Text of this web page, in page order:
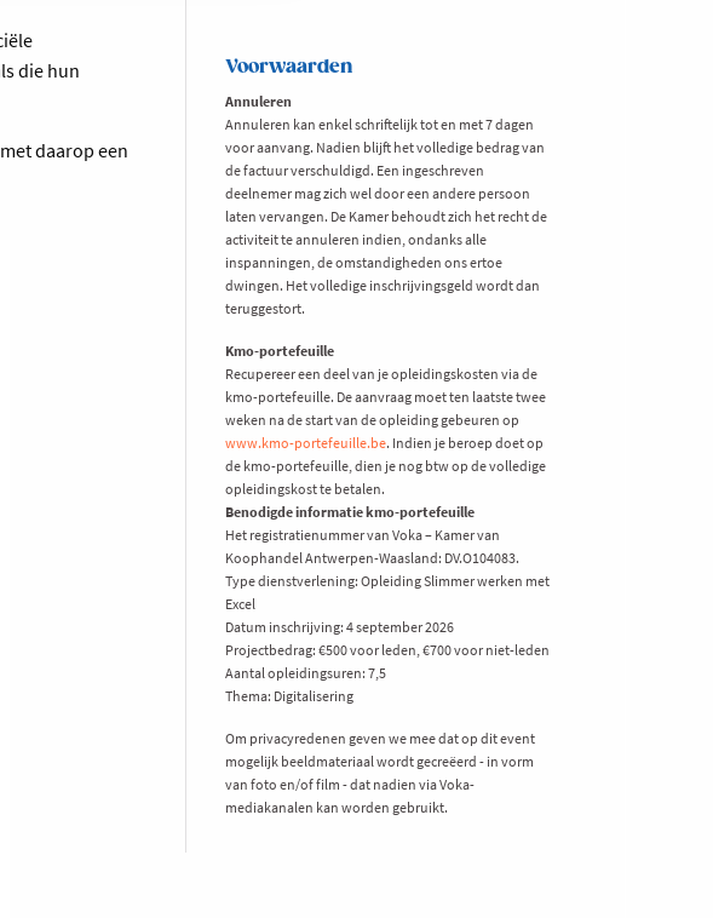
die hun
daarop een
Voorwaarden
Annuleren
Annuleren kan enkel schriftelijk tot en met 7 dagen
voor aanvang. Nadien blijft het volledige bedrag van
de factuur verschuldigd. Een ingeschreven
deelnemer mag zich wel door een andere persoon
laten vervangen. De Kamer behoudt zich het recht de
activiteit te annuleren indien, ondanks alle
inspanningen, de omstandigheden ons ertoe
dwingen. Het volledige inschrijvingsgeld wordt dan
teruggestort.
Kmo-portefeuille
Recupereer een deel van je opleidingskosten via de
kmo-portefeuille. De aanvraag moet ten laatste twee
weken na de start van de opleiding gebeuren op
www.kmo-portefeuille.be. Indien je beroep doet op
de kmo-portefeuille, dien je nog btw op de volledige
opleidingskost te betalen.
Benodigde informatie kmo-portefeuille
Het registratienummer van Voka – Kamer van
Koophandel Antwerpen-Waasland: DV.O104083.
Type dienstverlening: Opleiding Slimmer werken met
Excel
Datum inschrijving: 4 september 2026
Projectbedrag: €500 voor leden, €700 voor niet-leden
Aantal opleidingsuren: 7,5
Thema: Digitalisering
Om privacyredenen geven we mee dat op dit event
mogelijk beeldmateriaal wordt gecreëerd - in vorm
van foto en/of film - dat nadien via Voka-
mediakanalen kan worden gebruikt.